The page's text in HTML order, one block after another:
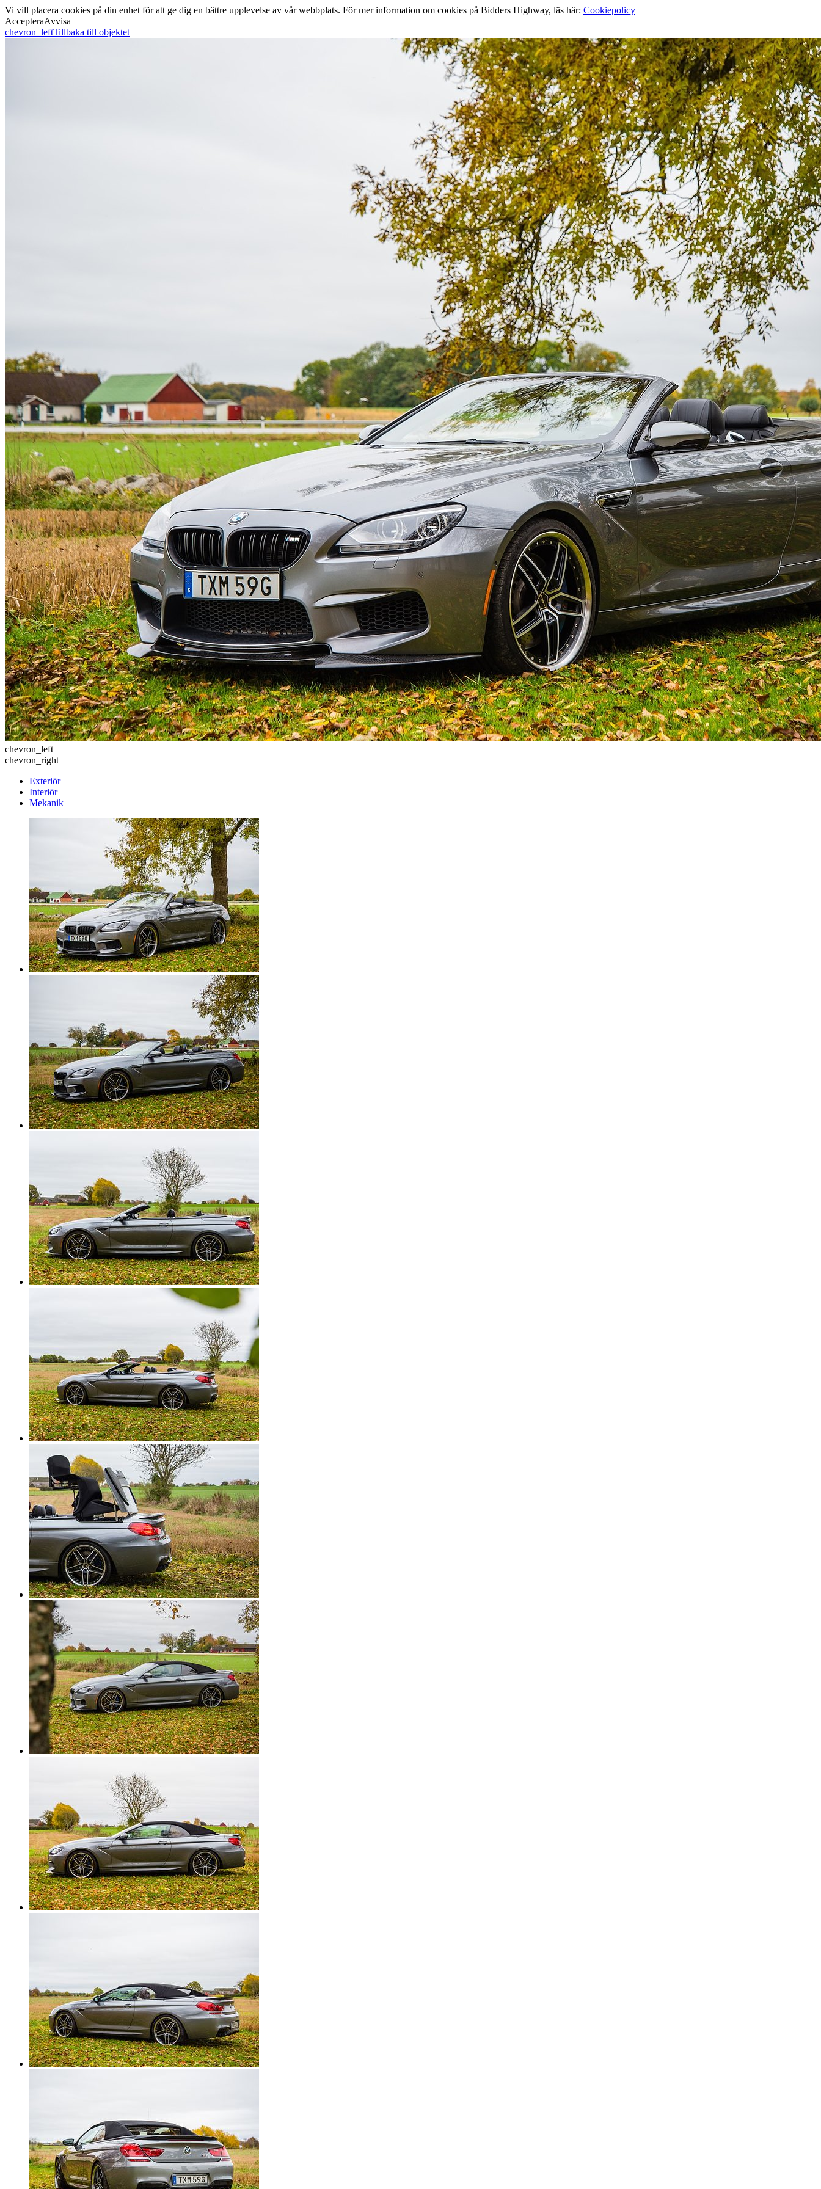
Vi vill placera cookies på din enhet för att ge dig en bättre upplevelse av vår webbplats. För mer information om cookies på Bidders Highway, läs här: Cookiepolicy
AccepteraAvvisa
chevron_leftTillbaka till objektet
chevron_left
chevron_right
Exteriör
Interiör
Mekanik